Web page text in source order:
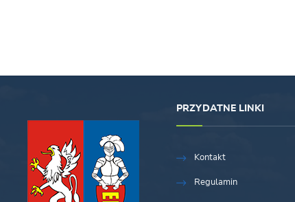
PRZYDATNE LINKI
Kontakt
Regulamin